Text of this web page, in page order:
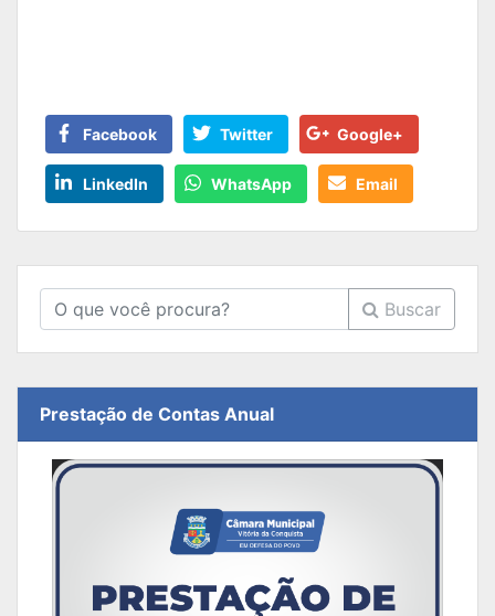
Facebook Twitter Google+
LinkedIn WhatsApp Email
Buscar
Prestação de Contas Anual